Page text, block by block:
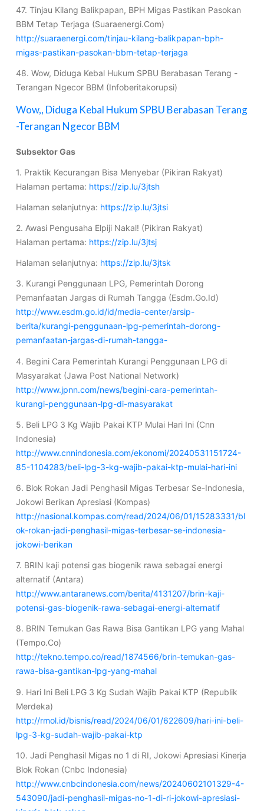
47. Tinjau Kilang Balikpapan, BPH Migas Pastikan Pasokan
BBM Tetap Terjaga (Suaraenergi.Com)
http://suaraenergi.com/tinjau-kilang-balikpapan-bph-
migas-pastikan-pasokan-bbm-tetap-terjaga
48. Wow, Diduga Kebal Hukum SPBU Berabasan Terang -
Terangan Ngecor BBM (Infoberitakorupsi)
Wow,, Diduga Kebal Hukum SPBU Berabasan Terang
-Terangan Ngecor BBM
Subsektor Gas
1. Praktik Kecurangan Bisa Menyebar (Pikiran Rakyat)
Halaman pertama: https://zip.lu/3jtsh
Halaman selanjutnya: https://zip.lu/3jtsi
2. Awasi Pengusaha Elpiji Nakal! (Pikiran Rakyat)
Halaman pertama: https://zip.lu/3jtsj
Halaman selanjutnya: https://zip.lu/3jtsk
3. Kurangi Penggunaan LPG, Pemerintah Dorong
Pemanfaatan Jargas di Rumah Tangga (Esdm.Go.Id)
http://www.esdm.go.id/id/media-center/arsip-
berita/kurangi-penggunaan-lpg-pemerintah-dorong-
pemanfaatan-jargas-di-rumah-tangga-
4. Begini Cara Pemerintah Kurangi Penggunaan LPG di
Masyarakat (Jawa Post National Network)
http://www.jpnn.com/news/begini-cara-pemerintah-
kurangi-penggunaan-lpg-di-masyarakat
5. Beli LPG 3 Kg Wajib Pakai KTP Mulai Hari Ini (Cnn
Indonesia)
http://www.cnnindonesia.com/ekonomi/20240531151724-
85-1104283/beli-lpg-3-kg-wajib-pakai-ktp-mulai-hari-ini
6. Blok Rokan Jadi Penghasil Migas Terbesar Se-Indonesia,
Jokowi Berikan Apresiasi (Kompas)
http://nasional.kompas.com/read/2024/06/01/15283331/bl
ok-rokan-jadi-penghasil-migas-terbesar-se-indonesia-
jokowi-berikan
7. BRIN kaji potensi gas biogenik rawa sebagai energi
alternatif (Antara)
http://www.antaranews.com/berita/4131207/brin-kaji-
potensi-gas-biogenik-rawa-sebagai-energi-alternatif
8. BRIN Temukan Gas Rawa Bisa Gantikan LPG yang Mahal
(Tempo.Co)
http://tekno.tempo.co/read/1874566/brin-temukan-gas-
rawa-bisa-gantikan-lpg-yang-mahal
9. Hari Ini Beli LPG 3 Kg Sudah Wajib Pakai KTP (Republik
Merdeka)
http://rmol.id/bisnis/read/2024/06/01/622609/hari-ini-beli-
lpg-3-kg-sudah-wajib-pakai-ktp
10. Jadi Penghasil Migas no 1 di RI, Jokowi Apresiasi Kinerja
Blok Rokan (Cnbc Indonesia)
http://www.cnbcindonesia.com/news/20240602101329-4-
543090/jadi-penghasil-migas-no-1-di-ri-jokowi-apresiasi-